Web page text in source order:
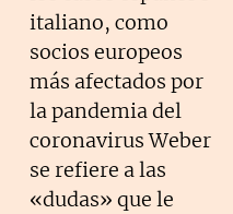
italiano, como
socios europeos
más afectados por
la pandemia del
coronavirus Weber
se refiere a las
«dudas» que le